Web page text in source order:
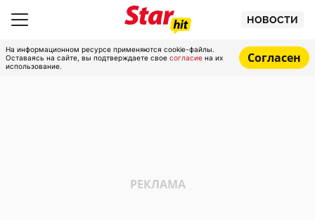
НОВОСТИ
На информационном ресурсе применяются cookie-файлы.
Оставаясь на сайте, вы подтверждаете свое согласие на их
использование.
Согласен